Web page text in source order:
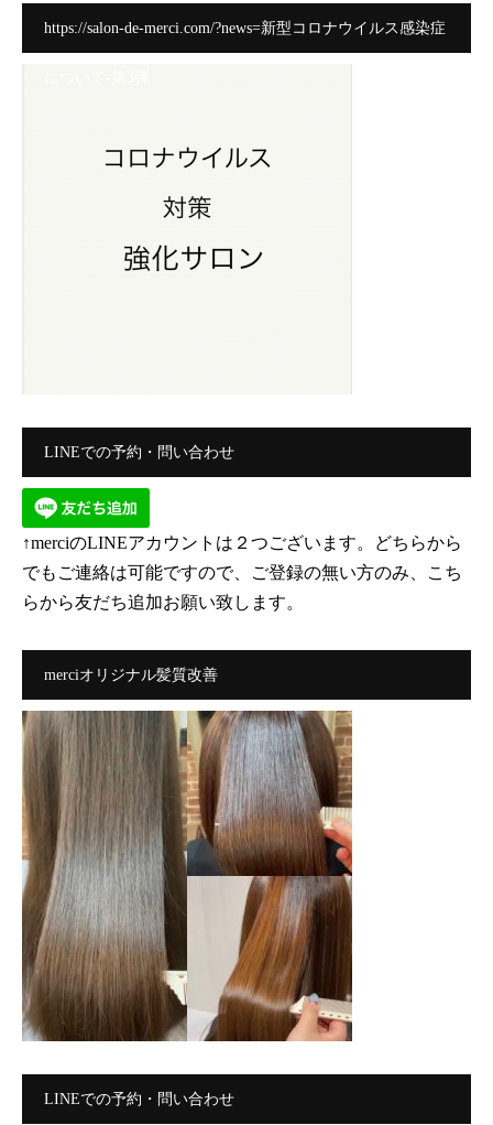
https://salon-de-merci.com/?news=新型コロナウイルス感染症
LINEでの予約・問い合わせ
↑merciのLINEアカウントは２つございます。どちらから
でもご連絡は可能ですので、ご登録の無い方のみ、こち
らから友だち追加お願い致します。
merciオリジナル髪質改善
LINEでの予約・問い合わせ